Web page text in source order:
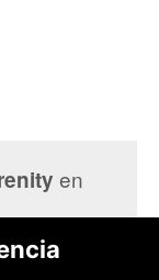
por 54€ (40%
por 219€
en